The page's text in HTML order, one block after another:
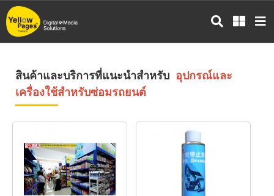
ข้าม
ไป
สินค้าและบริการที่แนะนำสำหรับ อุปกรณ์และ
เครื่องใช้สำหรับซ่อมรถยนต์